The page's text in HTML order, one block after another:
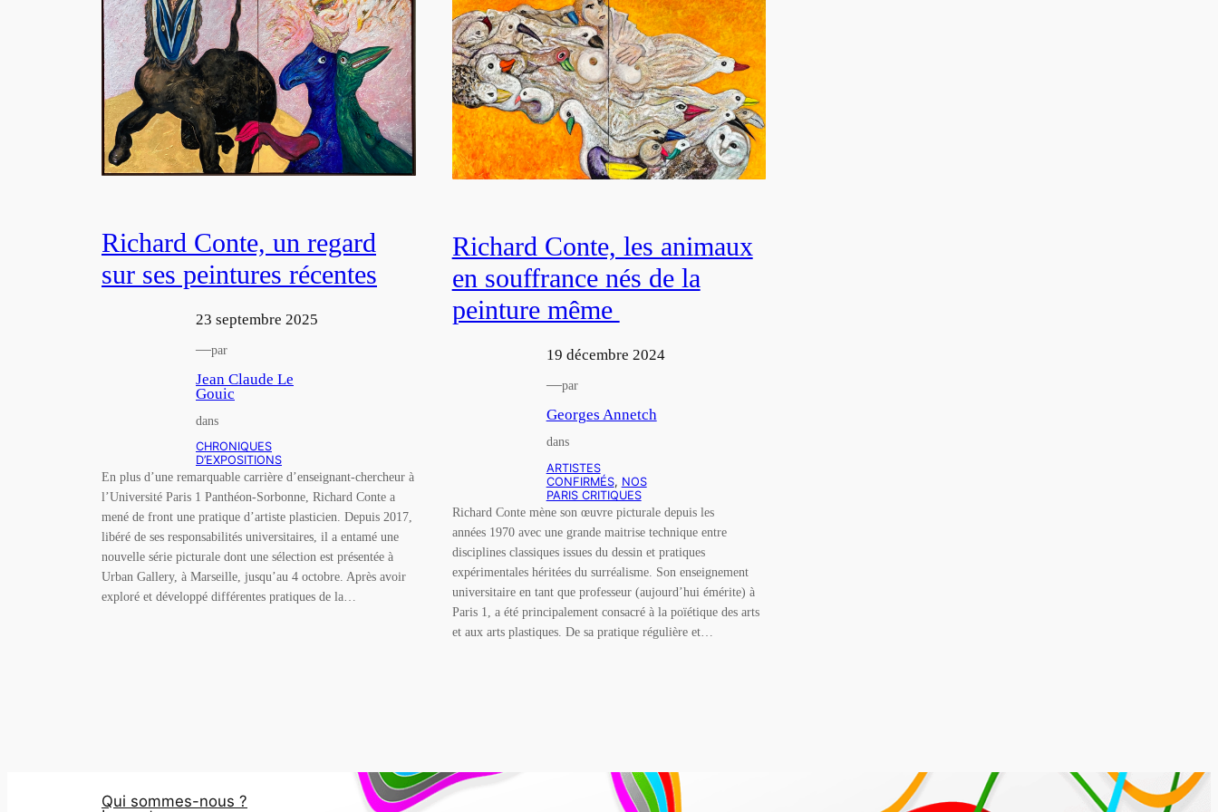
Richard Conte, un regard
sur ses peintures récentes
23 septembre 2025
—par
Jean Claude Le
Gouic
dans
CHRONIQUES
D’EXPOSITIONS
En plus d’une remarquable carrière d’enseignant-chercheur à
l’Université Paris 1 Panthéon-Sorbonne, Richard Conte a
mené de front une pratique d’artiste plasticien. Depuis 2017,
libéré de ses responsabilités universitaires, il a entamé une
nouvelle série picturale dont une sélection est présentée à
Urban Gallery, à Marseille, jusqu’au 4 octobre. Après avoir
exploré et développé différentes pratiques de la…
Richard Conte, les animaux
en souffrance nés de la
peinture même
19 décembre 2024
—par
Georges Annetch
dans
ARTISTES
CONFIRMÉS, NOS
PARIS CRITIQUES
Richard Conte mène son œuvre picturale depuis les
années 1970 avec une grande maitrise technique entre
disciplines classiques issues du dessin et pratiques
expérimentales héritées du surréalisme. Son enseignement
universitaire en tant que professeur (aujourd’hui émérite) à
Paris 1, a été principalement consacré à la poïétique des arts
et aux arts plastiques. De sa pratique régulière et…
Qui sommes-nous ?